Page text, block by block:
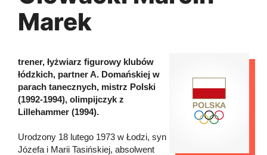
Marek
trener, łyżwiarz figurowy klubów
łódzkich, partner A. Domańskiej w
parach tanecznych, mistrz Polski
(1992-1994), olimpijczyk z
Lillehammer (1994).
Urodzony 18 lutego 1973 w Łodzi, syn
Józefa i Marii Tasińskiej, absolwent